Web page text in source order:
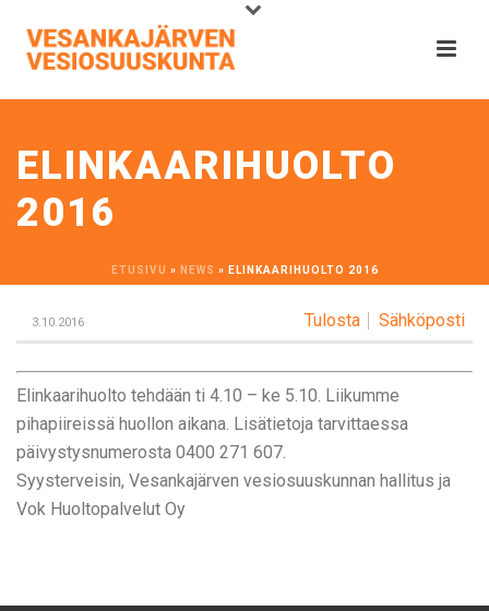
ELINKAARIHUOLTO
2016
ETUSIVU » NEWS » ELINKAARIHUOLTO 2016
Tulosta Sähköposti
3.10.2016
Elinkaarihuolto tehdään ti 4.10 – ke 5.10. Liikumme
pihapiireissä huollon aikana. Lisätietoja tarvittaessa
päivystysnumerosta 0400 271 607.
Syysterveisin, Vesankajärven vesiosuuskunnan hallitus ja
Vok Huoltopalvelut Oy